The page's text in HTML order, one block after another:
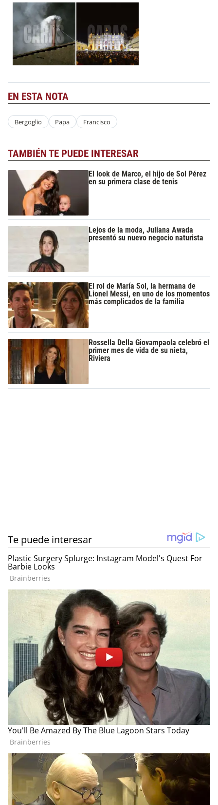
EN ESTA NOTA
Bergoglio Papa Francisco
TAMBIÉN TE PUEDE INTERESAR
El look de Marco, el hijo de Sol Pérez
en su primera clase de tenis
Lejos de la moda, Juliana Awada
presentó su nuevo negocio naturista
El rol de María Sol, la hermana de
Lionel Messi, en uno de los momentos
más complicados de la familia
Rossella Della Giovampaola celebró el
primer mes de vida de su nieta,
Riviera